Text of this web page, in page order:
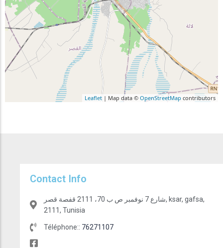
Leaflet | Map data © OpenStreetMap contributors
Contact Info
شارع 7 نوفمبر ص ب 70، 2111 قفصة قصر, ksar, gafsa,
2111, Tunisia
Téléphone:: 76271107